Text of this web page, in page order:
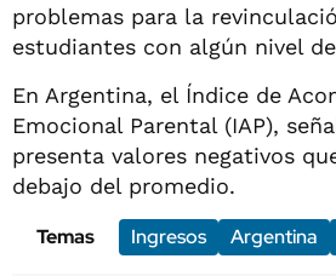
problemas para la
estudiantes con algún nivel
En Argentina, el Índice de
Emocional Parental (IAP),
presenta valores negativos
debajo del promedio.
Temas
Ingresos Argentina